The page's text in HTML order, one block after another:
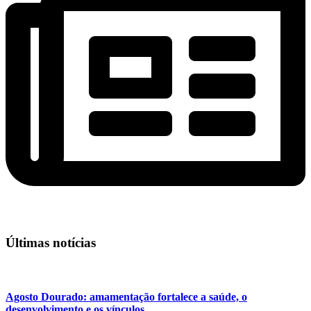
Últimas notícias
Agosto Dourado: amamentação fortalece a saúde, o